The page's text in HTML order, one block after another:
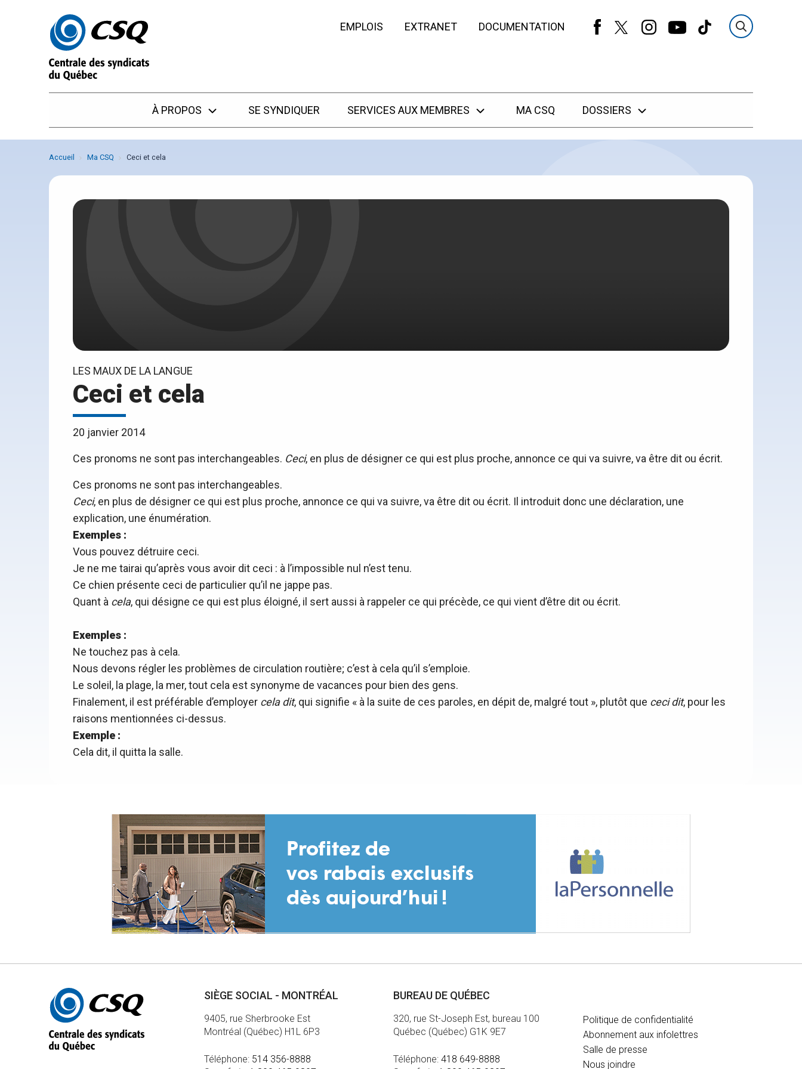
EMPLOIS EXTRANET DOCUMENTATION
À PROPOS SE SYNDIQUER SERVICES AUX MEMBRES MA CSQ DOSSIERS
Accueil Ma CSQ Ceci et cela
LES MAUX DE LA LANGUE
Ceci et cela
20 janvier 2014
Ces pronoms ne sont pas interchangeables. Ceci, en plus de désigner ce qui est plus proche, annonce ce qui va suivre, va être dit ou écrit.
Ces pronoms ne sont pas interchangeables.
Ceci, en plus de désigner ce qui est plus proche, annonce ce qui va suivre, va être dit ou écrit. Il introduit donc une déclaration, une
explication, une énumération.
Exemples :
Vous pouvez détruire ceci.
Je ne me tairai qu’après vous avoir dit ceci : à l’impossible nul n’est tenu.
Ce chien présente ceci de particulier qu’il ne jappe pas.
Quant à cela, qui désigne ce qui est plus éloigné, il sert aussi à rappeler ce qui précède, ce qui vient d’être dit ou écrit.
Exemples :
Ne touchez pas à cela.
Nous devons régler les problèmes de circulation routière; c’est à cela qu’il s’emploie.
Le soleil, la plage, la mer, tout cela est synonyme de vacances pour bien des gens.
Finalement, il est préférable d’employer cela dit, qui signifie « à la suite de ces paroles, en dépit de, malgré tout », plutôt que ceci dit, pour les
raisons mentionnées ci-dessus.
Exemple :
Cela dit, il quitta la salle.
Autres
informations
SIÈGE SOCIAL - MONTRÉAL
9405, rue Sherbrooke Est
Montréal (Québec) H1L 6P3
Téléphone: 514 356-8888
BUREAU DE QUÉBEC
320, rue St-Joseph Est, bureau 100
Québec (Québec) G1K 9E7
Téléphone:418 649-8888
Politique de confidentialité
Abonnement aux infolettres
Salle de presse
Nous joindre